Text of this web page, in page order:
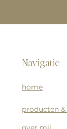
Navigatie
home
producten